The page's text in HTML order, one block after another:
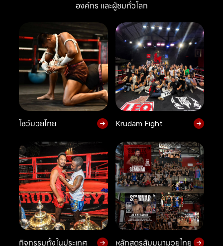
องค์กร และผู้ชมทั่วโลก
โชว์มวยไทย Krudam Fight
กิจกรรมทั้งในประเทศ
หลักสูตรสัมมนามวยไทย